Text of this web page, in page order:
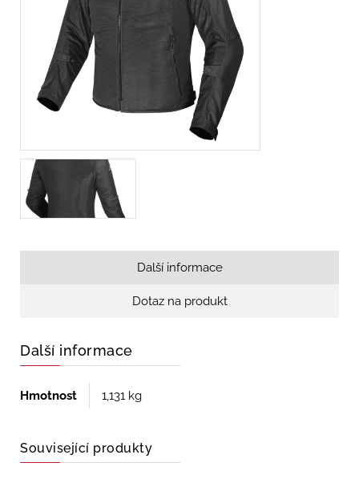
Další informace
Dotaz na produkt
Další informace
Hmotnost 1,131 kg
Související produkty